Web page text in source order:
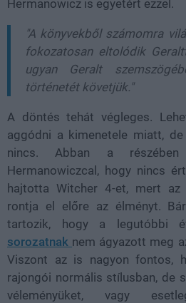
Hermanowicz is egyetért ezzel.
"A könyvekből számomra
fokozatosan eltolódik
ugyan Geralt
történetét követjük."
A döntés tehát végleges.
aggódni a kimenetele miatt,
nincs. Abban a részében
Hermanowiczcal, hogy nincs
hajtotta Witcher 4-et, mert az
rontja el előre az élményt.
tartozik, hogy a legutóbbi
sorozatnak nem ágyazott meg
Viszont az is nagyon fontos,
rajongói normális stílusban, de
véleményüket, vagy